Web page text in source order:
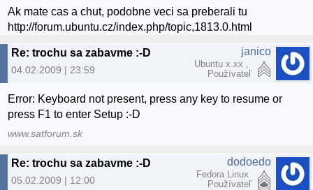
Ak mate cas a chut, podobne veci sa preberali tu
http://forum.ubuntu.cz/index.php/topic,1813.0.html
Re: trochu sa zabavme :-D
04.02.2009 | 23:59
janico
Ubuntu x.xx ,
Používateľ
Error: Keyboard not present, press any key to resume or
press F1 to enter Setup :-D
www.satforum.sk
Re: trochu sa zabavme :-D
05.02.2009 | 12:00
dodoedo
Fedora Linux
Používateľ